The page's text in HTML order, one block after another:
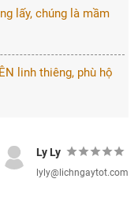
lấy, chúng là mầm
linh thiêng, phù hộ
Ly Ly
lyly@lichngaytot.com